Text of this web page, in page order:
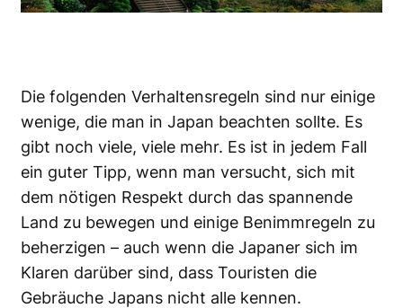
Die folgenden Verhaltensregeln sind nur einige
wenige, die man in Japan beachten sollte. Es
gibt noch viele, viele mehr. Es ist in jedem Fall
ein guter Tipp, wenn man versucht, sich mit
dem nötigen Respekt durch das spannende
Land zu bewegen und einige Benimmregeln zu
beherzigen – auch wenn die Japaner sich im
Klaren darüber sind, dass Touristen die
Gebräuche Japans nicht alle kennen.